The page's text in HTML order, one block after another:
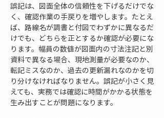
誤記は、図面全体の信頼性を下げるだけでな
く、確認作業の手戻りを増やします。たとえ
ば、路線名が調書と付図でわずかに異なるだ
けでも、どちらを正とするか確認が必要にな
ります。幅員の数値が図面内の寸法注記と別
資料で異なる場合、現地測量が必要なのか、
転記ミスなのか、過去の更新漏れなのかを切
り分けなければなりません。誤記が小さく見
えても、実務では確認に時間がかかる状態を
生み出すことが問題になります。